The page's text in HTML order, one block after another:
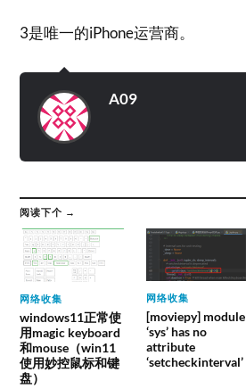
3是唯一的iPhone运营商。
A09
阅读下个 →
网络收集
windows11正常使
用magic keyboard
和mouse（win11
使用妙控鼠标和键
盘）
网络收集
[moviepy] module
‘sys’ has no
attribute
‘setcheckinterval’